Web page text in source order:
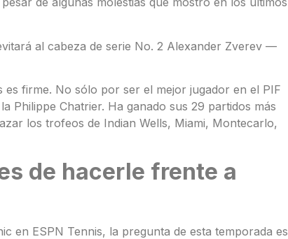
al cabeza de serie No. 2 Alexander Zverev —
firme. No sólo por ser el mejor jugador en el PIF
Philippe Chatrier. Ha ganado sus 29 partidos más
los trofeos de Indian Wells, Miami, Montecarlo,
de hacerle frente a
en ESPN Tennis, la pregunta de esta temporada es